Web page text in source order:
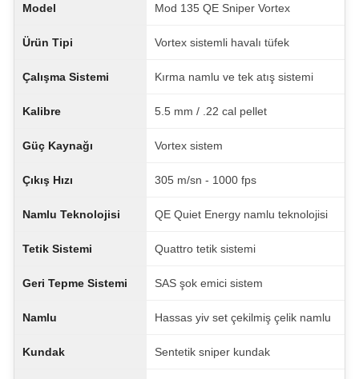
Model Mod 135 QE Sniper Vortex
Ürün Tipi Vortex sistemli havalı tüfek
Çalışma Sistemi Kırma namlu ve tek atış sistemi
Kalibre 5.5 mm / .22 cal pellet
Güç Kaynağı Vortex sistem
Çıkış Hızı 305 m/sn - 1000 fps
Namlu Teknolojisi QE Quiet Energy namlu teknolojisi
Tetik Sistemi Quattro tetik sistemi
Geri Tepme Sistemi SAS şok emici sistem
Namlu Hassas yiv set çekilmiş çelik namlu
Kundak Sentetik sniper kundak